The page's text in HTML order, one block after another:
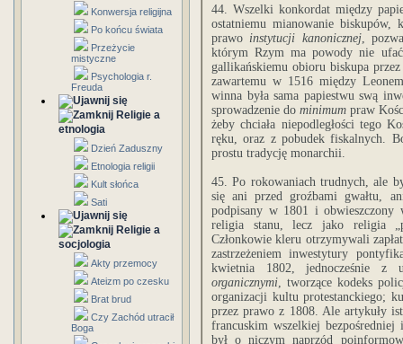
Konwersja religijna
Po końcu świata
Przeżycie
mistyczne
Psychologia r.
Freuda
Religie a
etnologia
Dzień Zaduszny
Etnologia religii
Kult słońca
Sati
Religie a
socjologia
Akty przemocy
Ateizm po czesku
Brat brud
Czy Zachód utracił
Boga
44. Wszelki konkordat między
ostatniemu mianowanie biskupów,
prawoinstytucji kanonicznej,
którym Rzym ma powody nie
gallikańskiemu obioru biskupa
zawartemu w 1516 między
winna była sama papiestwu swą
sprowadzenie do minimum praw
żeby chciała niepodległości tego
ręku, oraz z pobudek fiskalnych.
prostu tradycję monarchii.
45. Po rokowaniach trudnych, ale
się ani przed groźbami gwałtu,
podpisany w 1801 i
religia stanu, lecz jako religia
Członkowie kleru otrzymywali
zastrzeżeniem inwestytury
kwietnia 1802, jednocześnie z
organicznymi, tworzące kodeks
organizacji kultu protestanckiego;
przez prawo z 1808. Ale artykuły
francuskim wszelkiej
był o niczym naprzód